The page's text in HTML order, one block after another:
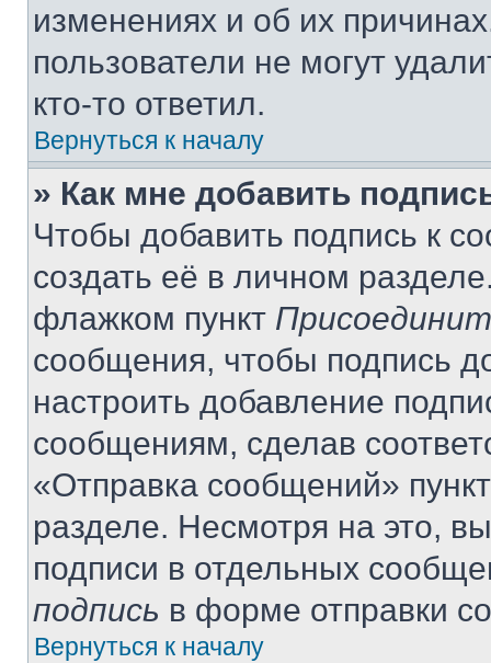
изменениях и об их
пользователи не могут
кто-то ответил.
Вернуться к началу
» Как мне добавить
Чтобы добавить подпись к
создать её в личном
флажком пункт
сообщения, чтобы подпись
настроить добавление
сообщениям, сделав
«Отправка сообщений»
разделе. Несмотря на это,
подписи в отдельных
подпись в форме отправки
Вернуться к началу